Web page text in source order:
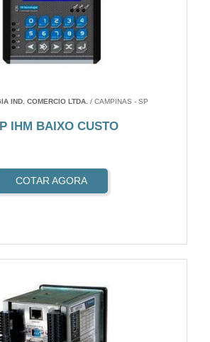
IND. COMERCIO LTDA. / CAMPINAS - SP
IHM BAIXO CUSTO
COTAR AGORA